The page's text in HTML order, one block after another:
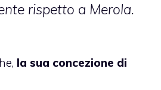
rispetto a Merola.
la sua concezione di